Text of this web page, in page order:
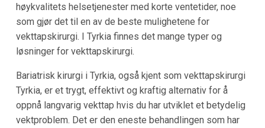
høykvalitets helsetjenester med korte ventetider, noe
som gjør det til en av de beste mulighetene for
vekttapskirurgi. I Tyrkia finnes det mange typer og
løsninger for vekttapskirurgi.
Bariatrisk kirurgi i Tyrkia, også kjent som vekttapskirurgi
Tyrkia, er et trygt, effektivt og kraftig alternativ for å
oppnå langvarig vekttap hvis du har utviklet et betydelig
vektproblem. Det er den eneste behandlingen som har